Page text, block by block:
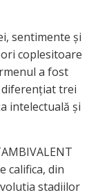
sentimente şi
coplesitoare
a fost
diferenţiat trei
intelectuală şi
califica, din
stadiilor